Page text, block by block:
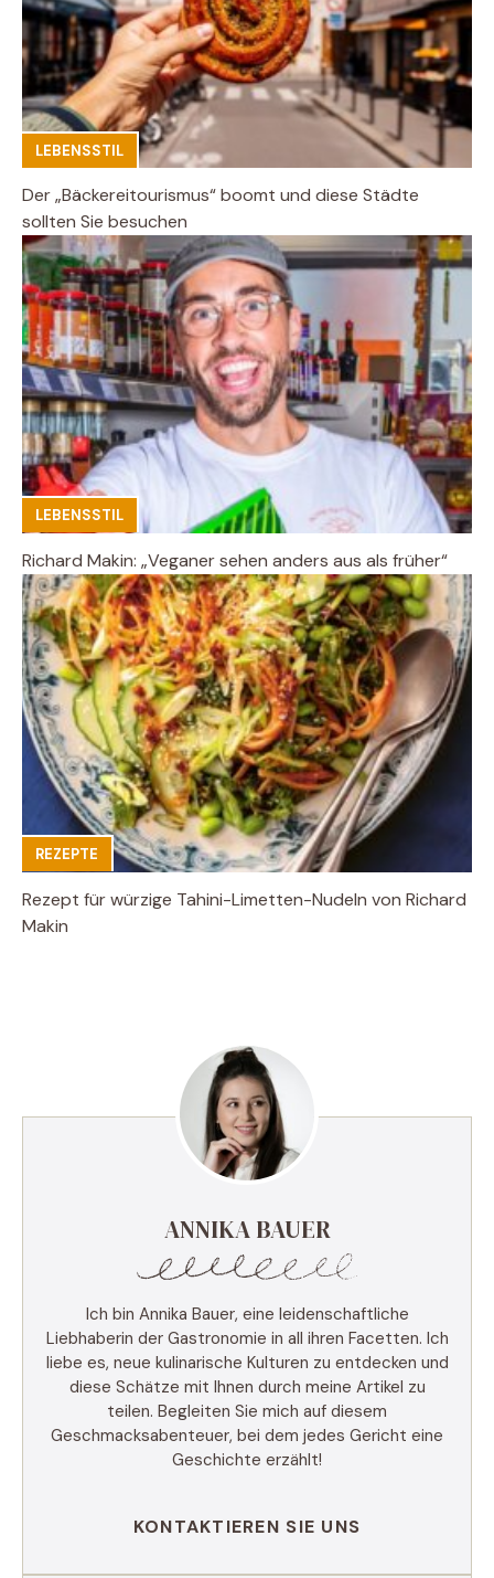
LEBENSSTIL
Der „Bäckereitourismus“ boomt und diese Städte
sollten Sie besuchen
LEBENSSTIL
Richard Makin: „Veganer sehen anders aus als früher“
REZEPTE
Rezept für würzige Tahini-Limetten-Nudeln von Richard
Makin
ANNIKA BAUER
Ich bin Annika Bauer, eine leidenschaftliche
Liebhaberin der Gastronomie in all ihren Facetten. Ich
liebe es, neue kulinarische Kulturen zu entdecken und
diese Schätze mit Ihnen durch meine Artikel zu
teilen. Begleiten Sie mich auf diesem
Geschmacksabenteuer, bei dem jedes Gericht eine
Geschichte erzählt!
KONTAKTIEREN SIE UNS